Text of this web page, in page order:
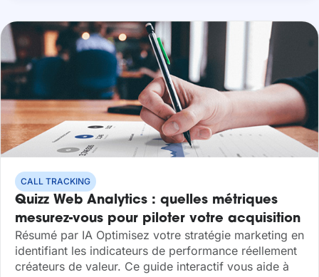
CALL TRACKING
Quizz Web Analytics : quelles métriques
mesurez-vous pour piloter votre acquisition
online ?
Résumé par IA Optimisez votre stratégie marketing en
identifiant les indicateurs de performance réellement
créateurs de valeur. Ce guide interactif vous aide à